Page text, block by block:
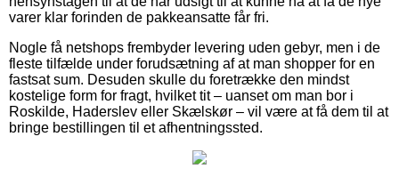
varer klar forinden de pakkeansatte får fri.
Nogle få netshops frembyder levering uden gebyr, men i de
fleste tilfælde under forudsætning af at man shopper for en
fastsat sum. Desuden skulle du foretrække den mindst
kostelige form for fragt, hvilket tit – uanset om man bor i
Roskilde, Haderslev eller Skælskør – vil være at få dem til at
bringe bestillingen til et afhentningssted.